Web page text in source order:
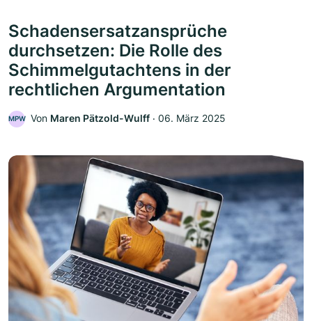
Schadensersatzansprüche
durchsetzen: Die Rolle des
Schimmelgutachtens in der
rechtlichen Argumentation
MPW Von Maren Pätzold-Wulff ‧ 06. März 2025